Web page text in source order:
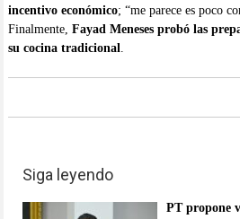
incentivo económico; “me parece es poco
Finalmente, Fayad Meneses probó las
su cocina tradicional.
Siga leyendo
PT propone